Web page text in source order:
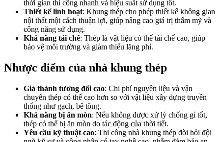
thời gian thi công nhanh và hiệu suất sử dụng tốt.
Thiết kế linh hoạt: Khung thép cho phép thiết kế không gian
nội thất một cách thuận lợi, giúp nâng cao giá trị thẩm mỹ và
công năng sử dụng.
Khả năng tái chế: Thép là vật liệu có thể tái chế cao, giúp
bảo vệ môi trường và giảm thiểu lãng phí.
Nhược điểm của nhà khung thép
Giá thành tương đối cao: Chi phí nguyên liệu và vận
chuyển thép có thể cao hơn so với vật liệu xây dựng truyền
thống như gạch, bê tông.
Khả năng bị ăn mòn: Nếu không được xử lý chống gỉ tốt,
thép có thể bị ăn mòn do tác động của thời tiết.
Yêu cầu kỹ thuật cao: Thi công nhà khung thép đòi hỏi đội